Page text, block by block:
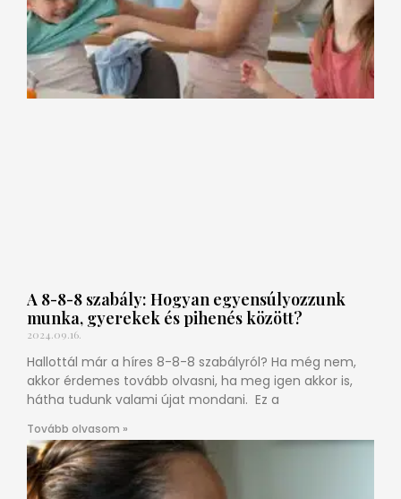
A 8-8-8 szabály: Hogyan egyensúlyozzunk
munka, gyerekek és pihenés között?
2024.09.16.
Hallottál már a híres 8-8-8 szabályról? Ha még nem,
akkor érdemes tovább olvasni, ha meg igen akkor is,
hátha tudunk valami újat mondani. Ez a
Tovább olvasom »